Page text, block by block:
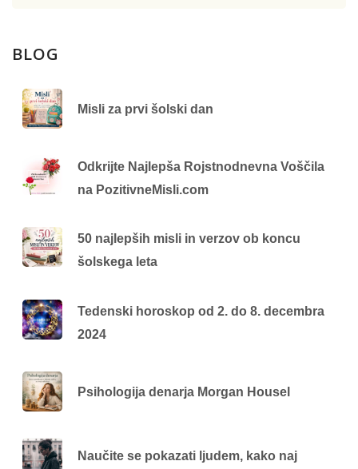
BLOG
Misli za prvi šolski dan
Odkrijte Najlepša Rojstnodnevna Voščila
na PozitivneMisli.com
50 najlepših misli in verzov ob koncu
šolskega leta
Tedenski horoskop od 2. do 8. decembra
2024
Psihologija denarja Morgan Housel
Naučite se pokazati ljudem, kako naj